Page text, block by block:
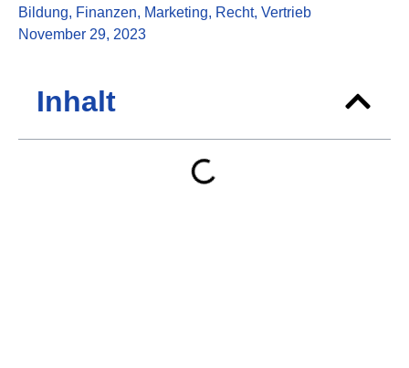
Bildung, Finanzen, Marketing, Recht, Vertrieb
November 29, 2023
Inhalt